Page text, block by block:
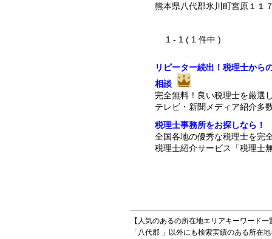
熊本県八代郡氷川町宮原１１
1 - 1 ( 1 件中 )
リピーター続出！税理士から
相談
完全無料！良い税理士を厳選
テレビ・新聞メディア紹介多
税理士事務所をお探しなら！
全国各地の優秀な税理士を完
税理士紹介サービス「税理士
【人気のあるの所在地エリアキーワード一
「八代郡 」以外にも検索実績のある所在